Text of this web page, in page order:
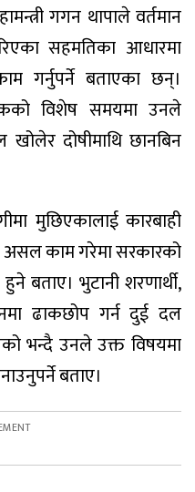
गगन थापाले वर्तमान
सहमतिका आधारमा
गर्नुपर्ने बताएका छन्।
विशेष समयमा उनले
दोषीमाथि छानबिन
मुछिएकालाई कारबाही
असल काम गरेमा सरकारको
बताए। भुटानी शरणार्थी,
ढाकछोप गर्न दुई दल
भन्दै उनले उक्त विषयमा
बताए।